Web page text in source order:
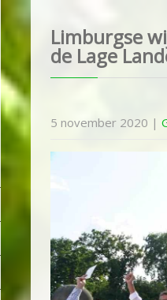
Limburgse
de Lage
5 november 2020 |